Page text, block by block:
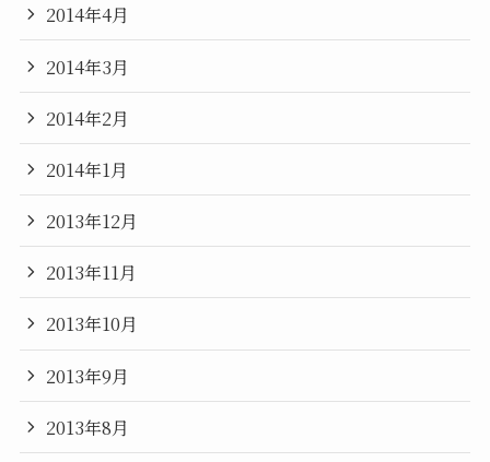
2014年4月
2014年3月
2014年2月
2014年1月
2013年12月
2013年11月
2013年10月
2013年9月
2013年8月